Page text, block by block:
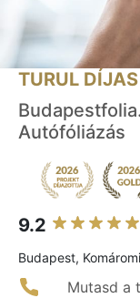
TURUL
Autófóliázás
9.2
Budapest,
Mutasd a